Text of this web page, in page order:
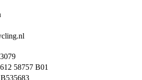
58757 B01